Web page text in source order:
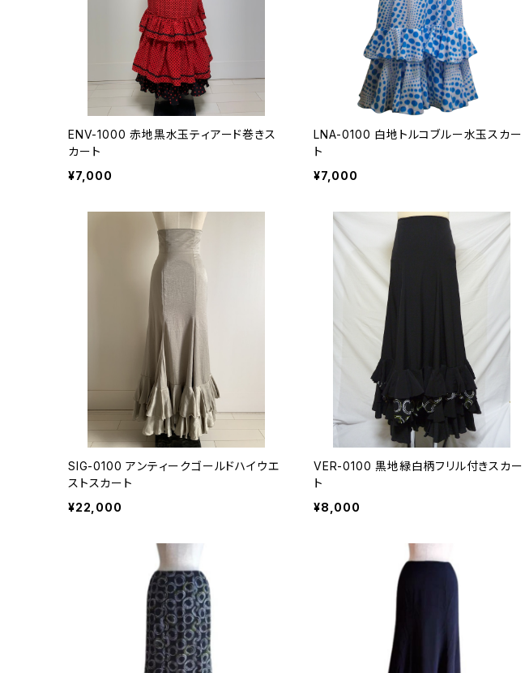
ENV-1000 赤地黒水玉ティアード巻きス
カート
¥7,000
LNA-0100 白地トルコブルー水玉スカー
ト
¥7,000
SIG-0100 アンティークゴールドハイウエ
ストスカート
¥22,000
VER-0100 黒地緑白柄フリル付きスカー
ト
¥8,000